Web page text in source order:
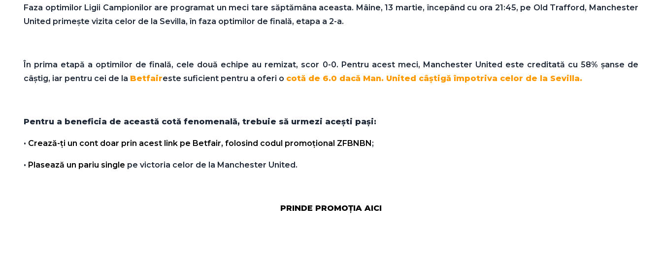
Faza optimilor Ligii Campionilor are programat un meci tare săptămâna aceasta. Mâine, 13 martie, începând cu ora 21:45, pe Old Trafford, Manchester
United primeşte vizita celor de la Sevilla, în faza optimilor de finală, etapa a 2-a.
În prima etapă a optimilor de finală, cele două echipe au remizat, scor 0-0. Pentru acest meci, Manchester United este creditată cu 58% şanse de
câştig, iar pentru cei de la Betfaireste suficient pentru a oferi o cotă de 6.0 dacă Man. United câştigă împotriva celor de la Sevilla.
Pentru a beneficia de această cotă fenomenală, trebuie să urmezi aceşti paşi:
• Crează-ţi un cont doar prin acest link pe Betfair, folosind codul promoţional ZFBNBN;
• Plasează un pariu single pe victoria celor de la Manchester United.
PRINDE PROMOŢIA AICI